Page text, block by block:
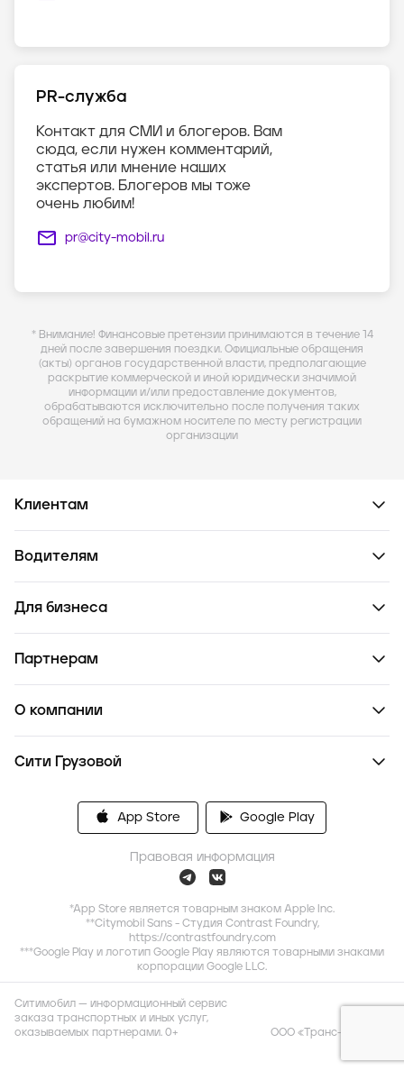
PR-служба
Контакт для СМИ и блогеров. Вам
сюда, если нужен комментарий,
статья или мнение наших
экспертов. Блогеров мы тоже
очень любим!
pr@city-mobil.ru
* Внимание! Финансовые претензии принимаются в течение 14
дней после завершения поездки. Официальные обращения
(акты) органов государственной власти, предполагающие
раскрытие коммерческой и иной юридически значимой
информации и/или предоставление документов,
обрабатываются исключительно после получения таких
обращений на бумажном носителе по месту регистрации
организации
Клиентам
Водителям
Для бизнеса
Партнерам
О компании
Сити Грузовой
App Store Google Play
Правовая информация
*App Store является товарным знаком Apple Inc.
**Citymobil Sans - Студия Contrast Foundry,
https://contrastfoundry.com
***Google Play и логотип Google Play являются товарными знаками
корпорации Google LLC.
Ситимобил — информационный сервис
заказа транспортных и иных услуг,
оказываемых партнерами. 0+
ООО «Транс-Миссия»